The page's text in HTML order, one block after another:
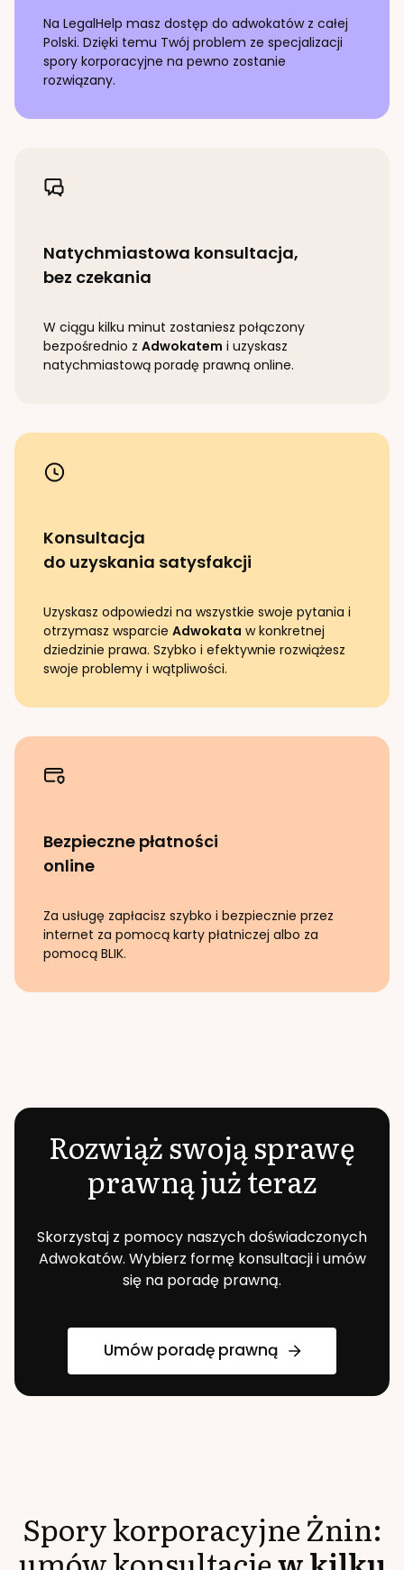
Na LegalHelp masz dostęp do adwokatów z całej
Polski. Dzięki temu Twój problem ze specjalizacji
spory korporacyjne na pewno zostanie
rozwiązany.
Natychmiastowa konsultacja,
bez czekania
W ciągu kilku minut zostaniesz połączony
bezpośrednio z Adwokatem i uzyskasz
natychmiastową poradę prawną online.
Konsultacja
do uzyskania satysfakcji
Uzyskasz odpowiedzi na wszystkie swoje pytania i
otrzymasz wsparcie Adwokata w konkretnej
dziedzinie prawa. Szybko i efektywnie rozwiążesz
swoje problemy i wątpliwości.
Bezpieczne płatności
online
Za usługę zapłacisz szybko i bezpiecznie przez
internet za pomocą karty płatniczej albo za
pomocą BLIK.
Rozwiąż swoją sprawę
prawną już teraz
Skorzystaj z pomocy naszych doświadczonych
Adwokatów. Wybierz formę konsultacji i umów
się na poradę prawną.
Umów poradę prawną
Spory korporacyjneŻnin: